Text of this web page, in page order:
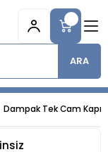
ARA
Dampak Tek Cam